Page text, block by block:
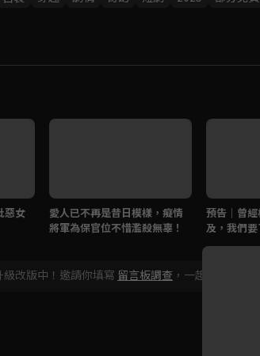
Play
惡女
愛人已不再是昔日模樣，癡情
將軍為保官位不惜濫殺無辜！
預告｜曾
及，我們
而已？
級改版中！邀請你填寫 留言板調查 ，一起共創新版